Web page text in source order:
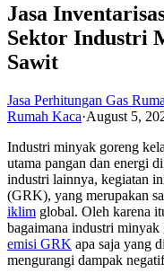
Jasa
Sektor Industri
Sawit
Jasa Perhitungan Gas
Rumah Kaca·August 5,
Industri minyak goreng
utama pangan dan energi
industri lainnya, kegiatan
(GRK), yang merupakan
iklim global. Oleh karena
bagaimana industri minyak
emisi GRK apa saja yang
mengurangi dampak